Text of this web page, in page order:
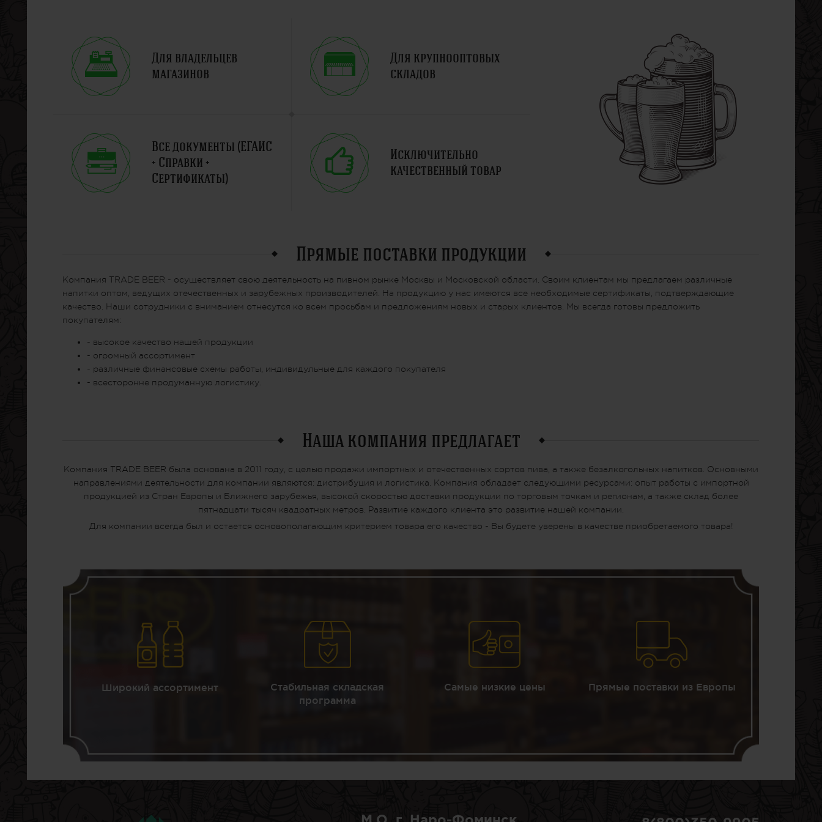
Для владельцев
магазинов
Для крупнооптовых
складов
Все документы (ЕГАИС
+ Справки +
Сертификаты)
Исключительно
качественный товар
Прямые поставки продукции
Компания TRADE BEER - осуществляет свою деятельность на пивном рынке Москвы и Московской области. Своим клиентам мы предлагаем различные
напитки оптом, ведущих отечественных и зарубежных производителей. На продукцию у нас имеются все необходимые сертификаты, подтверждающие
качество. Наши сотрудники с вниманием отнесутся ко всем просьбам и предложениям новых и старых клиентов. Мы всегда готовы предложить
покупателям:
- высокое качество нашей продукции
- огромный ассортимент
- различные финансовые схемы работы, индивидульные для каждого покупателя
- всесторонне продуманную логистику.
Наша компания предлагает
Компания TRADE BEER была основана в 2011 году, с целью продажи импортных и отечественных сортов пива, а также безалкогольных напитков. Основными
направлениями деятельности для компании являются: дистрибуция и логистика. Компания обладает следующими ресурсами: опыт работы с импортной
продукцией из Стран Европы и Ближнего зарубежья, высокой скоростью доставки продукции по торговым точкам и регионам, а также склад более
пятнадцати тысяч квадратных метров. Развитие каждого клиента это развитие нашей компании.
Для компании всегда был и остается основополагающим критерием товара его качество - Вы будете уверены в качестве приобретаемого товара!
Широкий ассортимент
Стабильная складская
программа
Самые низкие цены Прямые поставки из Европы